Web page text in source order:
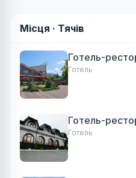
Місця · Тячів
Готель-
Готель
Готель-
Готель